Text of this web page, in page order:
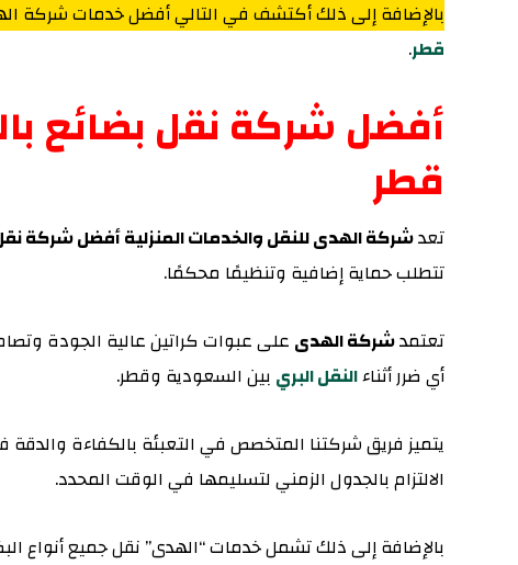
بالإضافة إلى ذلك أكتشف في التالي أفضل خدمات شركة
قطر.
أفضل شركة نقل بضائع
قطر
تعدشركة الهدى للنقل والخدمات المنزلية أفضل شركة
تتطلب حماية إضافية وتنظيمًا محكمًا.
تعتمدشركة الهدى على عبوات كراتين عالية الجودة
أي ضرر أثناءالنقل البري بين السعودية وقطر.
يتميز فريق شركتنا المتخصص في التعبئة بالكفاءة
الالتزام بالجدول الزمني لتسليمها في الوقت المحدد.
بالإضافة إلى ذلك تشمل خدمات “الهدى” نقل جميع أنواع